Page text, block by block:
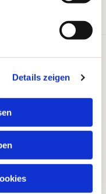
Details zeigen
e.V.